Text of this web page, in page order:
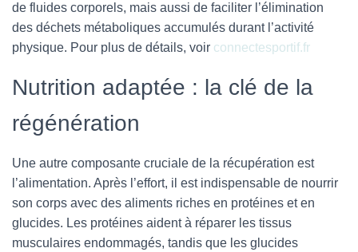
de fluides corporels, mais aussi de faciliter l’élimination
des déchets métaboliques accumulés durant l’activité
physique. Pour plus de détails, voir connectesportif.fr
Nutrition adaptée : la clé de la
régénération
Une autre composante cruciale de la récupération est
l’alimentation. Après l’effort, il est indispensable de nourrir
son corps avec des aliments riches en protéines et en
glucides. Les protéines aident à réparer les tissus
musculaires endommagés, tandis que les glucides